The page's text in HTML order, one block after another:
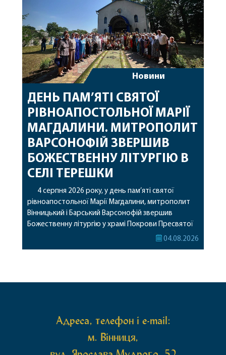
Новини
ДЕНЬ ПАМ’ЯТІ СВЯТОЇ
РІВНОАПОСТОЛЬНОЇ МАРІЇ
МАГДАЛИНИ. МИТРОПОЛИТ
ВАРСОНОФІЙ ЗВЕРШИВ
БОЖЕСТВЕННУ ЛІТУРГІЮ В
СЕЛІ ТЕРЕШКИ
4 серпня 2026 року, у день пам’яті святої
рівноапостольної Марії Магдалини, митрополит
Вінницький і Барський Варсонофій звершив
Божественну літургію у храмі Покрови Пресвятої
Богородиці села Терешки Барського благочиння.
04.08.2026
Адреса, телефон і e-mail:
м. Вінниця,